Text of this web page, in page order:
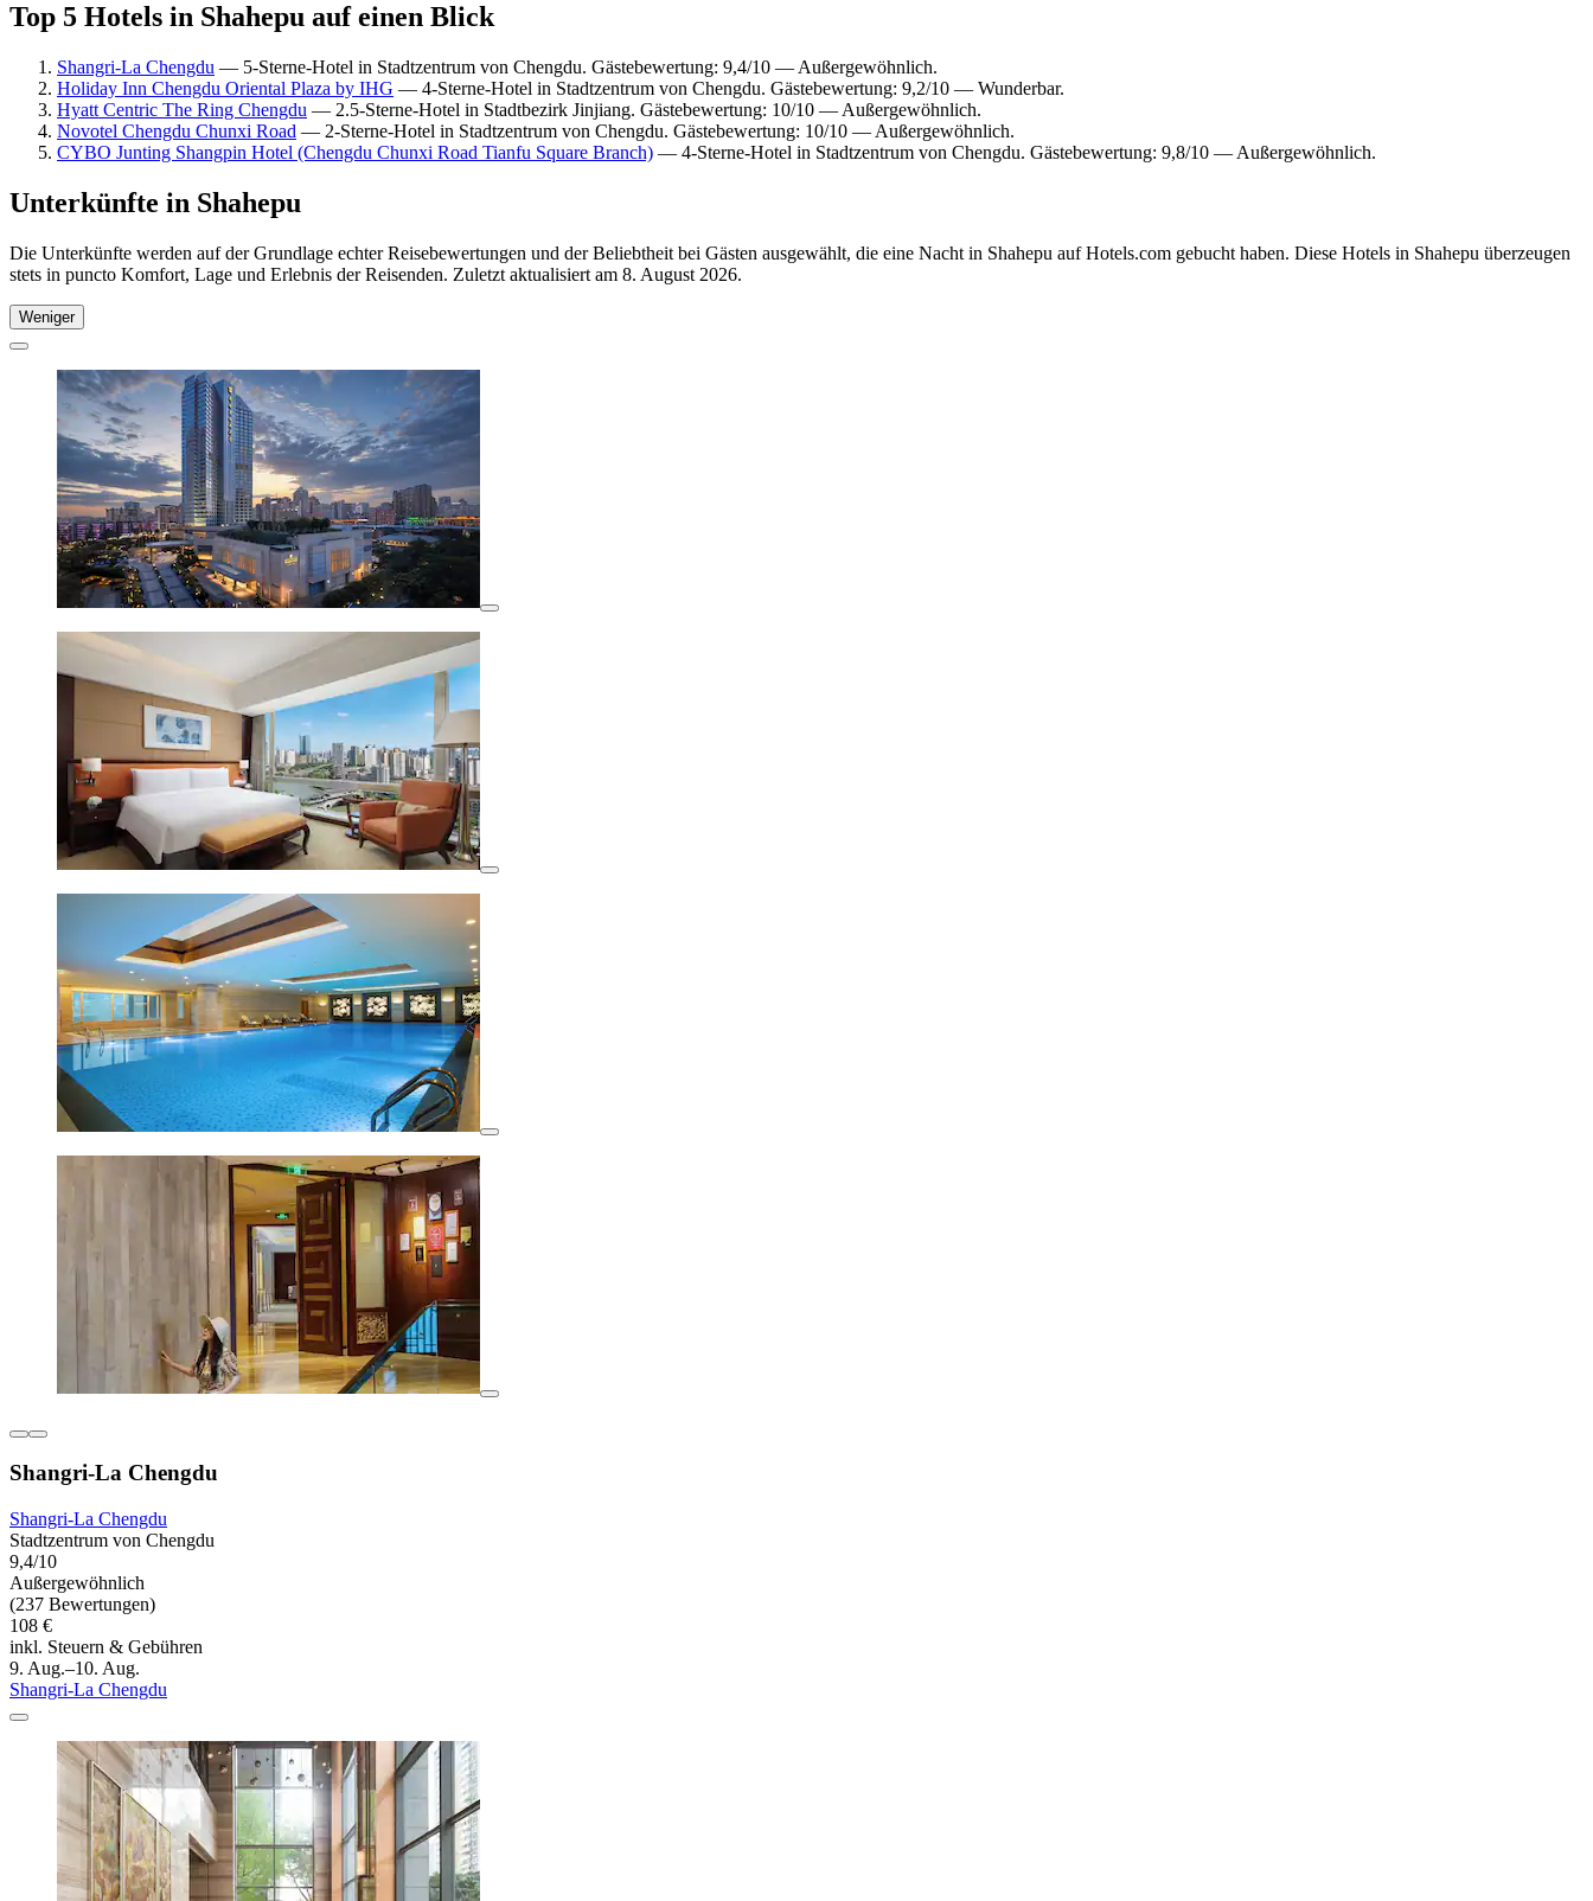
Top 5 Hotels in Shahepu auf einen Blick
Shangri-La Chengdu — 5-Sterne-Hotel in Stadtzentrum von Chengdu. Gästebewertung: 9,4/10 — Außergewöhnlich.
Holiday Inn Chengdu Oriental Plaza by IHG — 4-Sterne-Hotel in Stadtzentrum von Chengdu. Gästebewertung: 9,2/10 — Wunderbar.
Hyatt Centric The Ring Chengdu — 2.5-Sterne-Hotel in Stadtbezirk Jinjiang. Gästebewertung: 10/10 — Außergewöhnlich.
Novotel Chengdu Chunxi Road — 2-Sterne-Hotel in Stadtzentrum von Chengdu. Gästebewertung: 10/10 — Außergewöhnlich.
CYBO Junting Shangpin Hotel (Chengdu Chunxi Road Tianfu Square Branch) — 4-Sterne-Hotel in Stadtzentrum von Chengdu. Gästebewertung: 9,8/10 — Außergewöhnlich.
Unterkünfte in Shahepu
Die Unterkünfte werden auf der Grundlage echter Reisebewertungen und der Beliebtheit bei Gästen ausgewählt, die eine Nacht in Shahepu auf Hotels.com gebucht haben. Diese Hotels in Shahepu überzeugen
stets in puncto Komfort, Lage und Erlebnis der Reisenden. Zuletzt aktualisiert am 8. August 2026.
Weniger
Shangri-La Chengdu
Shangri-La Chengdu
Stadtzentrum von Chengdu
9,4/10
Außergewöhnlich
(237 Bewertungen)
108 €
inkl. Steuern & Gebühren
9. Aug.–10. Aug.
Shangri-La Chengdu